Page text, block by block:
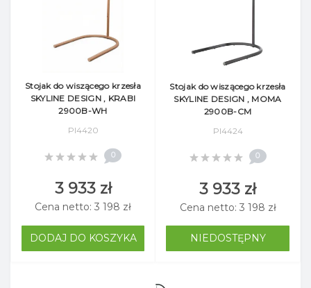
Stojak do wiszącego krzesła
SKYLINE DESIGN , KRABI
2900B-WH
Pl4420
0
3 933 zł
Cena netto: 3 198 zł
DODAJ DO KOSZYKA
Stojak do wiszącego krzesła
SKYLINE DESIGN , MOMA
2900B-CM
Pl4424
0
3 933 zł
Cena netto: 3 198 zł
NIEDOSTĘPNY